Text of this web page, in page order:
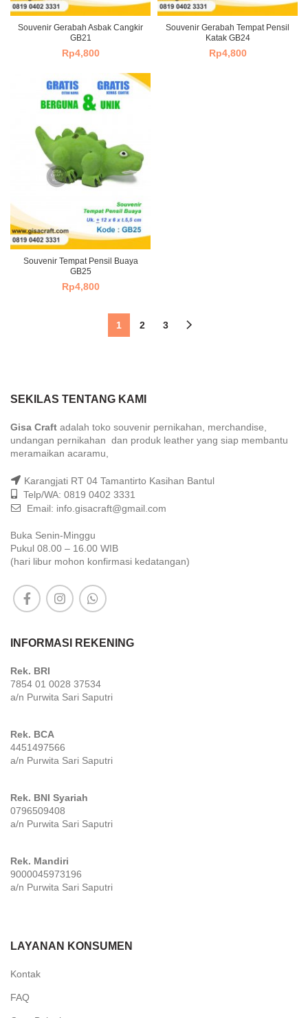
Souvenir Gerabah Asbak Cangkir
GB21
Rp4,800
Souvenir Gerabah Tempat Pensil
Katak GB24
Rp4,800
Souvenir Tempat Pensil Buaya
GB25
Rp4,800
1 2 3
SEKILAS TENTANG KAMI
Gisa Craft adalah toko souvenir pernikahan, merchandise,
undangan pernikahan dan produk leather yang siap membantu
meramaikan acaramu,
Karangjati RT 04 Tamantirto Kasihan Bantul
Telp/WA: 0819 0402 3331
Email: info.gisacraft@gmail.com
Buka Senin-Minggu
Pukul 08.00 – 16.00 WIB
(hari libur mohon konfirmasi kedatangan)
INFORMASI REKENING
Rek. BRI
7854 01 0028 37534
a/n Purwita Sari Saputri
Rek. BCA
4451497566
a/n Purwita Sari Saputri
Rek. BNI Syariah
0796509408
a/n Purwita Sari Saputri
Rek. Mandiri
9000045973196
a/n Purwita Sari Saputri
LAYANAN KONSUMEN
Kontak
FAQ